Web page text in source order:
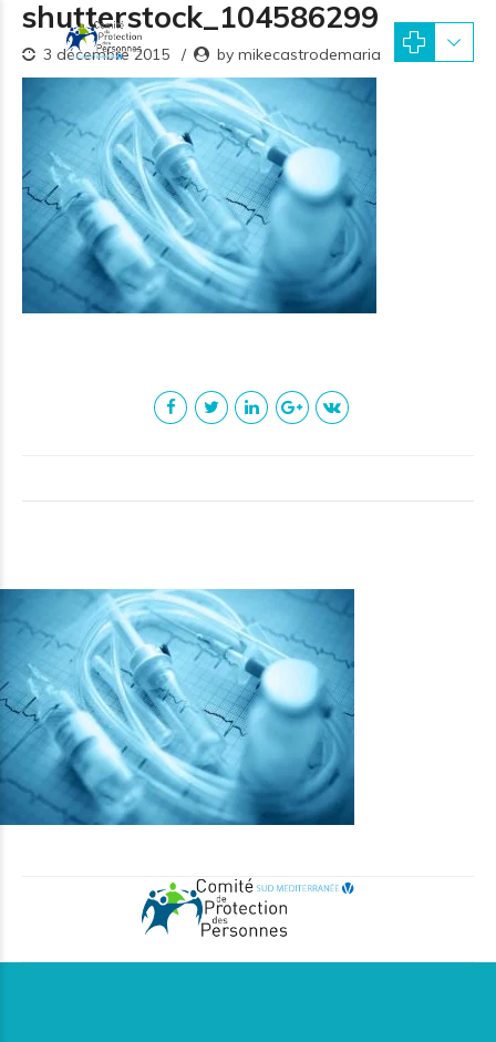
shutterstock_104586299
3 décembre 2015 by mikecastrodemaria